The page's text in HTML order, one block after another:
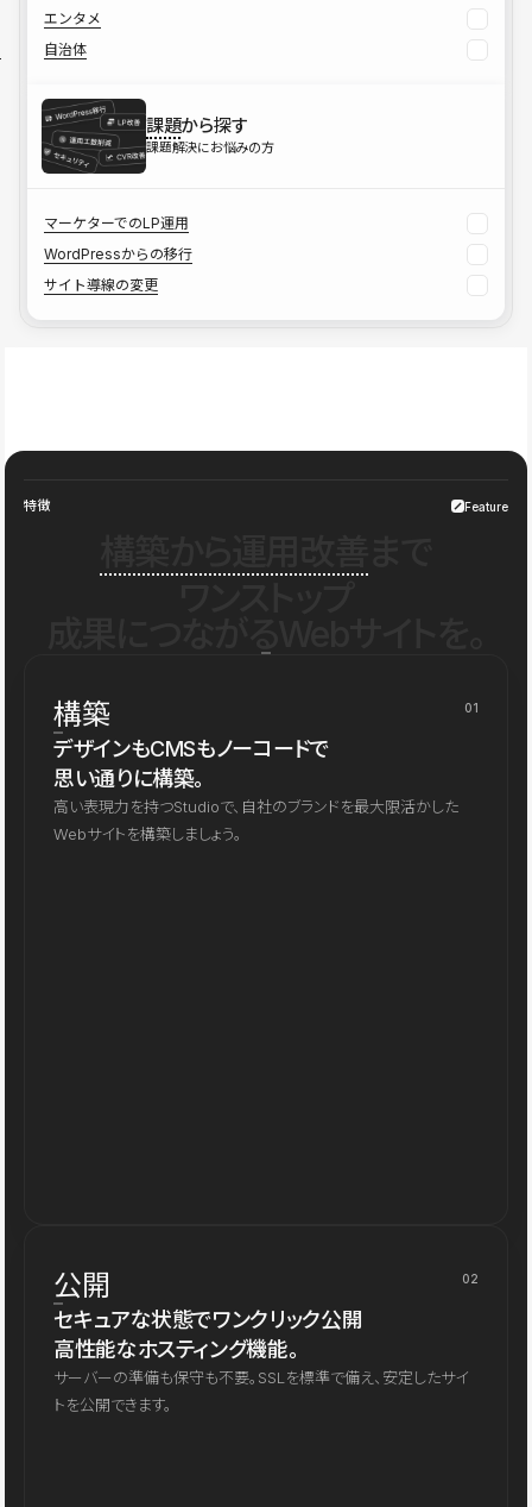
エンタメ
自治体
課題から探す
課題解決にお悩みの方
マーケターでのLP運用
WordPressからの移行
サイト導線の変更
特徴 Feature
構築 01
デザインもCMSもノーコードで
思い通りに構築。
高い表現力を持つStudioで、自社のブランドを最大限活かした
Webサイトを構築しましょう。
公開 02
セキュアな状態でワンクリック公開
高性能なホスティング機能。
サーバーの準備も保守も不要。SSLを標準で備え、安定したサイ
トを公開できます。